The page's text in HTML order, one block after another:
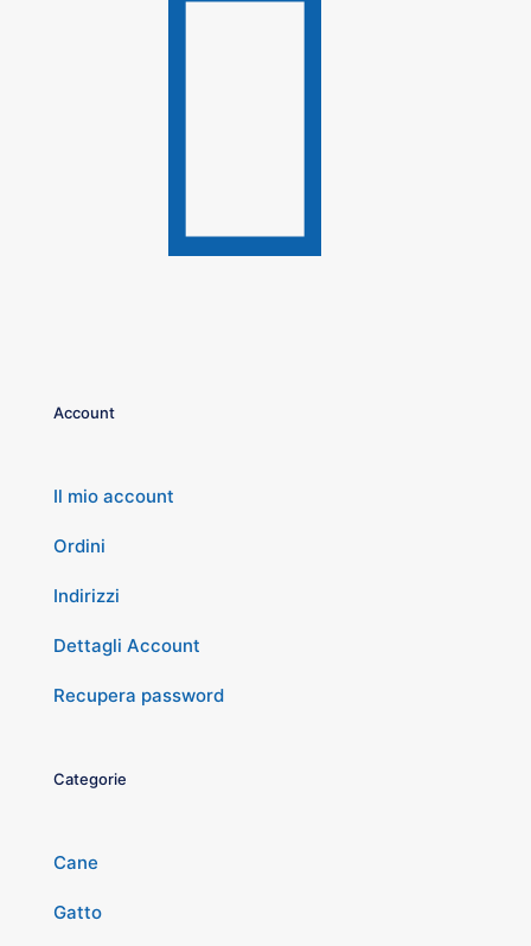
Account
Il mio account
Ordini
Indirizzi
Dettagli Account
Recupera password
Categorie
Cane
Gatto